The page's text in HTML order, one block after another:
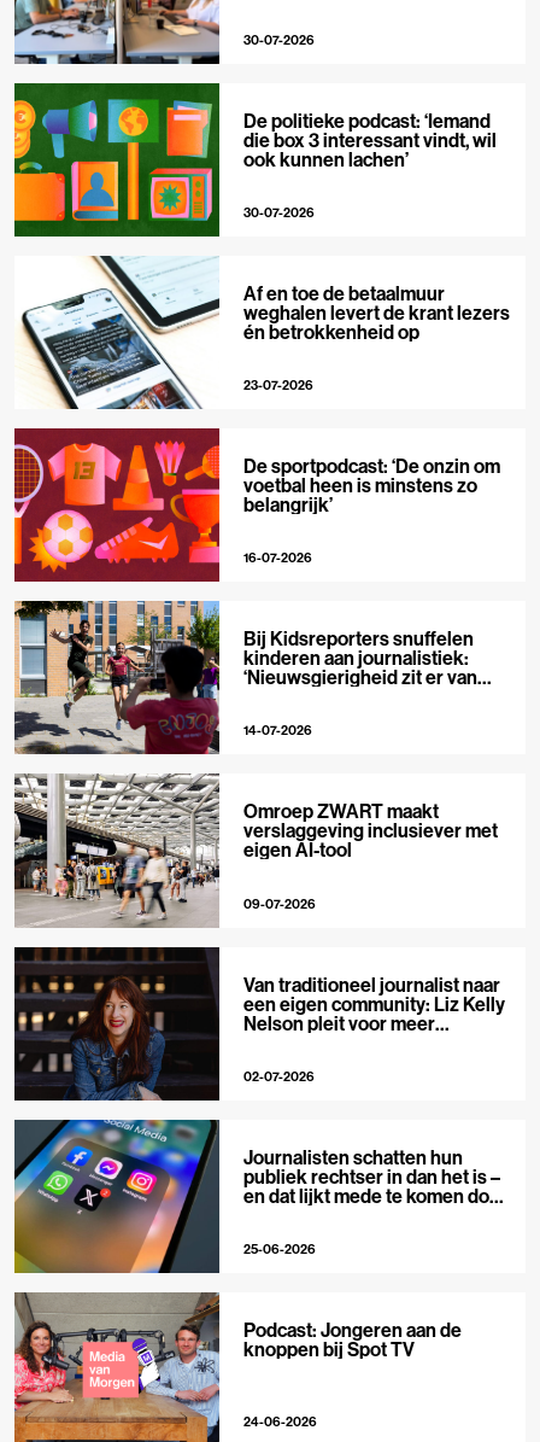
30-07-2026
De politieke podcast: ‘Iemand
die box 3 interessant vindt, wil
ook kunnen lachen’
30-07-2026
Af en toe de betaalmuur
weghalen levert de krant lezers
én betrokkenheid op
23-07-2026
De sportpodcast: ‘De onzin om
voetbal heen is minstens zo
belangrijk’
16-07-2026
Bij Kidsreporters snuffelen
kinderen aan journalistiek:
‘Nieuwsgierigheid zit er van
14-07-2026
Omroep ZWART maakt
verslaggeving inclusiever met
eigen AI-tool
09-07-2026
Van traditioneel journalist naar
een eigen community: Liz Kelly
Nelson pleit voor meer
02-07-2026
Journalisten schatten hun
publiek rechtser in dan het is –
en dat lijkt mede te komen door
25-06-2026
Podcast: Jongeren aan de
knoppen bij Spot TV
24-06-2026